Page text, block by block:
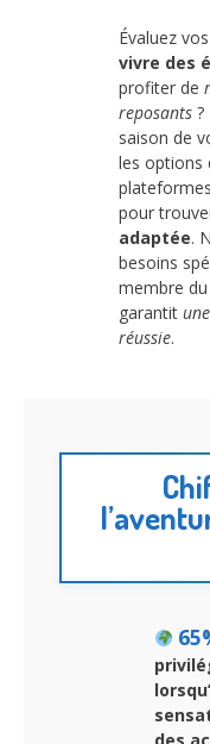
Évaluez
vivre des
profiter de
reposants ?
saison de
les options
pour
adaptée.
besoins
membre
garantit
réussie.